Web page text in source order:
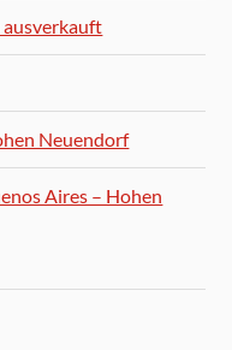
Neuendorf
Aires – Hohen